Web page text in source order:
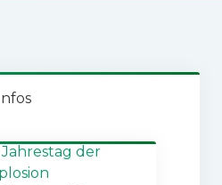
Jahrestag der